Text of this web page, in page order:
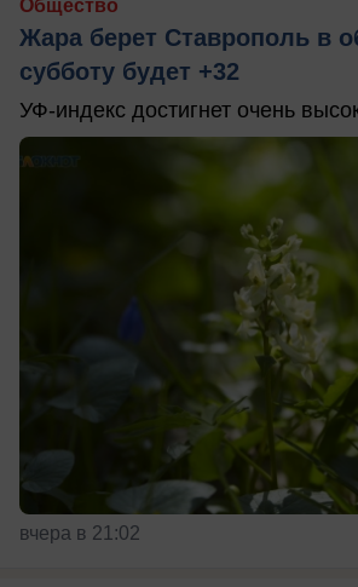
Общество
Жара берет Ставрополь в
субботу будет +32
УФ-индекс достигнет очень
вчера в 21:02